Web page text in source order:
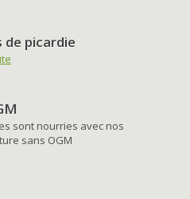
de picardie
sont nourries avec nos
sans OGM